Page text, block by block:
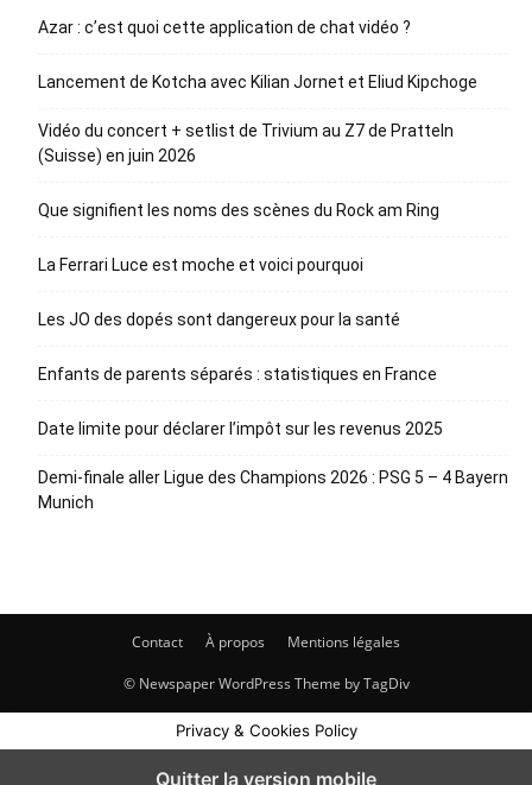
Azar : c’est quoi cette application de chat vidéo ?
Lancement de Kotcha avec Kilian Jornet et Eliud Kipchoge
Vidéo du concert + setlist de Trivium au Z7 de Pratteln
(Suisse) en juin 2026
Que signifient les noms des scènes du Rock am Ring
La Ferrari Luce est moche et voici pourquoi
Les JO des dopés sont dangereux pour la santé
Enfants de parents séparés : statistiques en France
Date limite pour déclarer l’impôt sur les revenus 2025
Demi-finale aller Ligue des Champions 2026 : PSG 5 – 4 Bayern
Munich
Contact À propos Mentions légales
© Newspaper WordPress Theme by TagDiv
Privacy & Cookies Policy
Quitter la version mobile